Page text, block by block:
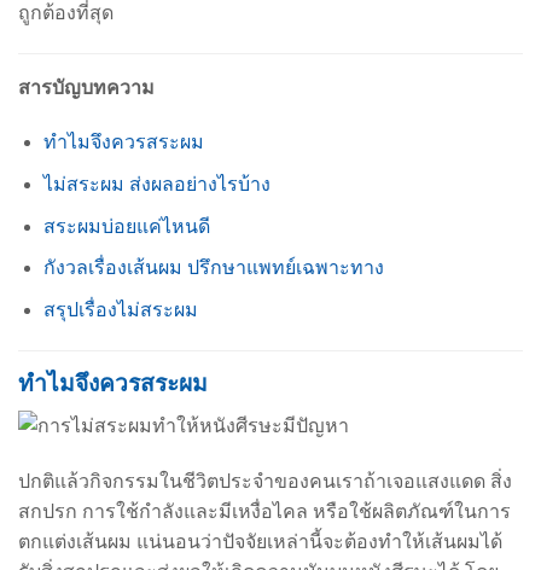
ถูกต้องที่สุด
สารบัญบทความ
ทำไมจึงควรสระผม
ไม่สระผม ส่งผลอย่างไรบ้าง
สระผมบ่อยแค่ไหนดี
กังวลเรื่องเส้นผม ปรึกษาแพทย์เฉพาะทาง
สรุปเรื่องไม่สระผม
ทำไมจึงควรสระผม
ปกติแล้วกิจกรรมในชีวิตประจำของคนเราถ้าเจอแสงแดด สิ่ง
สกปรก การใช้กำลังและมีเหงื่อไคล หรือใช้ผลิตภัณฑ์ในการ
ตกแต่งเส้นผม แน่นอนว่าปัจจัยเหล่านี้จะต้องทำให้เส้นผมได้